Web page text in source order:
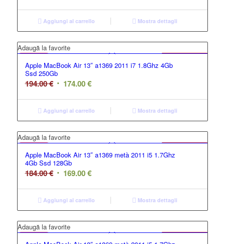
Aggiungi al carrello Mostra dettagli
Adaugă la favorite
GRADO B
Apple MacBook Air 13″ a1369 2011 i7 1.8Ghz 4Gb
Ssd 250Gb
194.00€ 174.00€
Aggiungi al carrello Mostra dettagli
Adaugă la favorite
GRADO B
Apple MacBook Air 13″ a1369 metà 2011 i5 1.7Ghz
4Gb Ssd 128Gb
184.00€ 169.00€
Aggiungi al carrello Mostra dettagli
Adaugă la favorite
GRADO C